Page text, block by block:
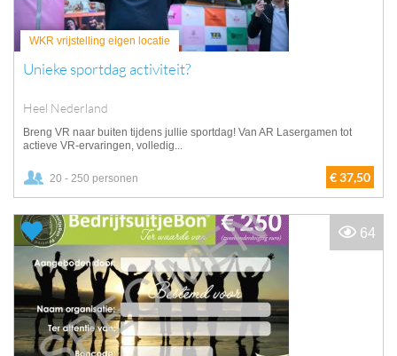
WKR vrijstelling eigen locatie
Unieke sportdag activiteit?
Heel Nederland
Breng VR naar buiten tijdens jullie sportdag! Van AR Lasergamen tot
actieve VR-ervaringen, volledig...
20 - 250 personen € 37,50
64